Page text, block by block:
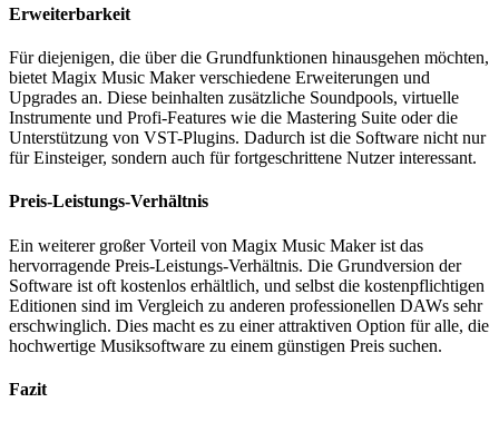
Erweiterbarkeit
Für diejenigen, die über die Grundfunktionen hinausgehen möchten,
bietet Magix Music Maker verschiedene Erweiterungen und
Upgrades an. Diese beinhalten zusätzliche Soundpools, virtuelle
Instrumente und Profi-Features wie die Mastering Suite oder die
Unterstützung von VST-Plugins. Dadurch ist die Software nicht nur
für Einsteiger, sondern auch für fortgeschrittene Nutzer interessant.
Preis-Leistungs-Verhältnis
Ein weiterer großer Vorteil von Magix Music Maker ist das
hervorragende Preis-Leistungs-Verhältnis. Die Grundversion der
Software ist oft kostenlos erhältlich, und selbst die kostenpflichtigen
Editionen sind im Vergleich zu anderen professionellen DAWs sehr
erschwinglich. Dies macht es zu einer attraktiven Option für alle, die
hochwertige Musiksoftware zu einem günstigen Preis suchen.
Fazit